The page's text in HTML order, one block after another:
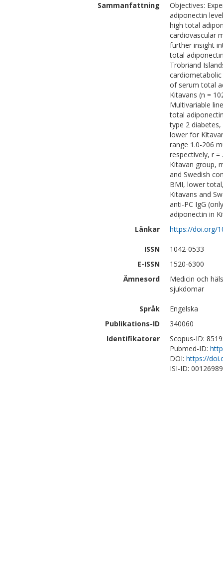
Sammanfattning
Objectives:
adiponectin
high total
cardiovascular
further insight
total
Trobriand
of serum total
Kitavans (n =
Multivariable
total
type 2
lower for
range 1.0-206
respectively, r
Kitavan group,
and Swedish
BMI, lower
Kitavans and
anti-PC IgG
adiponectin in
Länkar
https://doi.org/
ISSN
1042-0533
E-ISSN
1520-6300
Ämnesord
Medicin och
sjukdomar
Språk
Engelska
Publikations-ID
340060
Identifikatorer
Scopus-ID:
Pubmed-ID:
DOI: https://
ISI-ID: